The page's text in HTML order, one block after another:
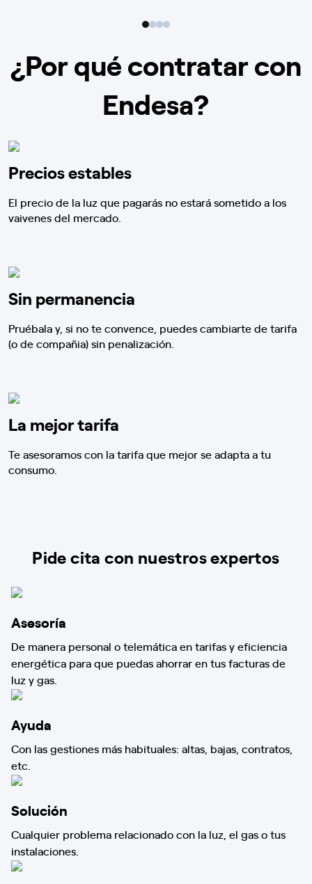
¿Por qué contratar con
Endesa?
Precios estables
El precio de la luz que pagarás no estará sometido a los
vaivenes del mercado.
Sin permanencia
Pruébala y, si no te convence, puedes cambiarte de tarifa
(o de compañia) sin penalización.
La mejor tarifa
Te asesoramos con la tarifa que mejor se adapta a tu
consumo.
Pide cita con nuestros expertos
Asesoría
De manera personal o telemática en tarifas y eficiencia
energética para que puedas ahorrar en tus facturas de
luz y gas.
Ayuda
Con las gestiones más habituales: altas, bajas, contratos,
etc.
Solución
Cualquier problema relacionado con la luz, el gas o tus
instalaciones.